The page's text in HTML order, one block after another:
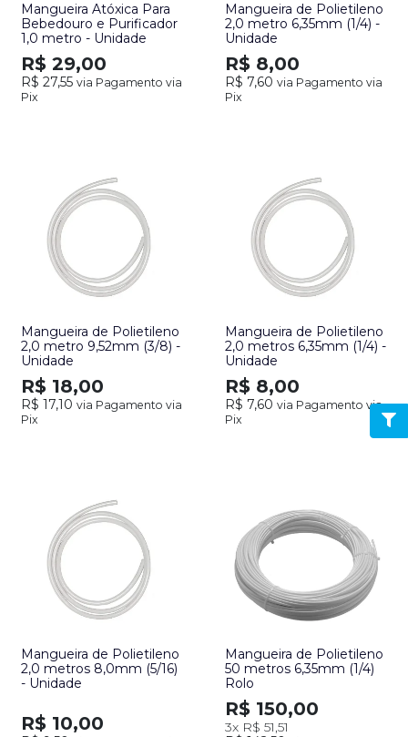
Mangueira Atóxica Para
Bebedouro e Purificador
1,0 metro - Unidade
R$ 29,00
R$ 27,55 via Pagamento via
Pix
Mangueira de Polietileno
2,0 metro 6,35mm (1/4) -
Unidade
R$ 8,00
R$ 7,60 via Pagamento via
Pix
Mangueira de Polietileno
2,0 metro 9,52mm (3/8) -
Unidade
R$ 18,00
R$ 17,10 via Pagamento via
Pix
Mangueira de Polietileno
2,0 metros 6,35mm (1/4) -
Unidade
R$ 8,00
R$ 7,60 via Pagamento via
Pix
Mangueira de Polietileno
2,0 metros 8,0mm (5/16)
- Unidade
R$ 10,00
Mangueira de Polietileno
50 metros 6,35mm (1/4)
Rolo
R$ 150,00
3x R$ 51,51